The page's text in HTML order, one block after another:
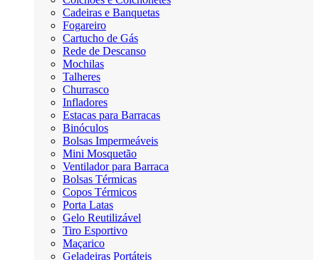
Cadeiras e Banquetas
Fogareiro
Cartucho de Gás
Rede de Descanso
Mochilas
Talheres
Churrasco
Infladores
Estacas para Barracas
Binóculos
Bolsas Impermeáveis
Mini Mosquetão
Ventilador para Barraca
Bolsas Térmicas
Copos Térmicos
Porta Latas
Gelo Reutilizável
Tiro Esportivo
Maçarico
Geladeiras Portáteis